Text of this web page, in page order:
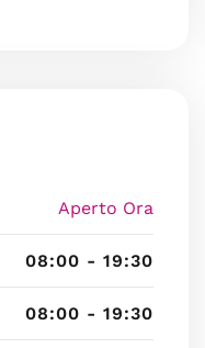
Aperto Ora
08:00 - 19:30
08:00 - 19:30